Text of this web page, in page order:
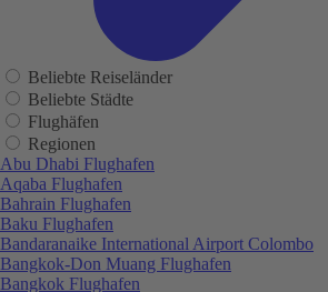
Beliebte Reiseländer
Beliebte Städte
Flughäfen
Regionen
Abu Dhabi Flughafen
Aqaba Flughafen
Bahrain Flughafen
Baku Flughafen
Bandaranaike International Airport Colombo
Bangkok-Don Muang Flughafen
Bangkok Flughafen